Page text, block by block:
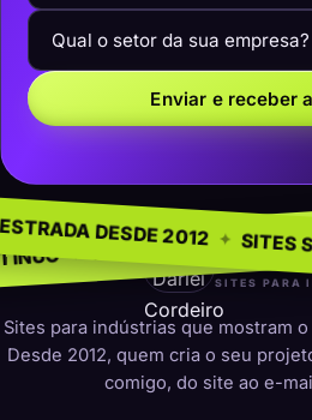
Enviar e receber
PARA INDÚSTRIAS ✦
✦ NA ESTRADA DESDE
SITES PARA
Sites para indústrias que mostram
Desde 2012, quem cria o seu
comigo, do site ao e-